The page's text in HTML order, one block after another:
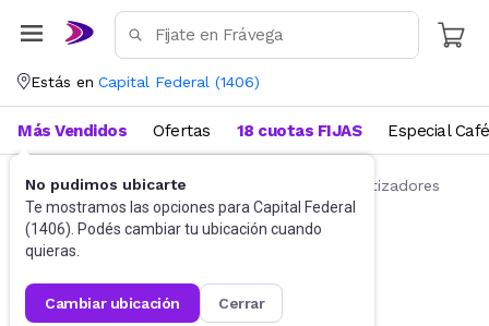
Estás en Capital Federal (1406)
No pudimos ubicarte
Te mostramos las opciones para Capital Federal
(1406). Podés cambiar tu ubicación cuando
quieras.
cambiar ubicación cerrar
Más Vendidos Ofertas 18 cuotas FIJAS Especial Café
Salud y Bienestar Humidificadores y aromatizadores